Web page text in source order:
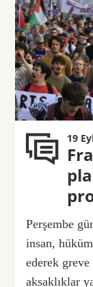
19
Perşembe
insan,
ederek greve
aksaklıklar